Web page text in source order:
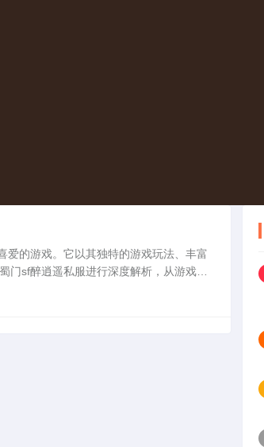
爱的游戏。它以其独特的游戏玩法、丰富
门sf醉逍遥私服进行深度解析，从游戏背
逍遥私服是一款以中国古代神话为背景